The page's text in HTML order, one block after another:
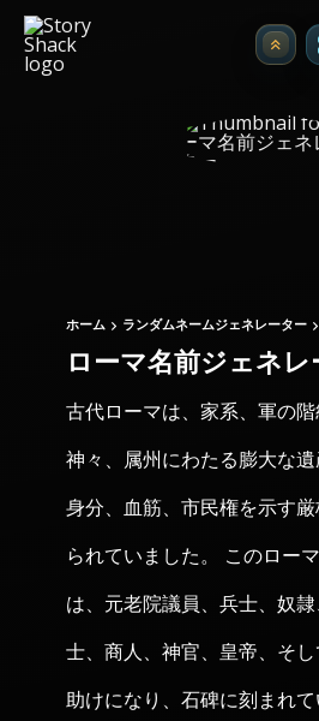
アッ
ホーム ランダムネームジェネレーター
ローマ名前ジェネレ
古代ローマは、家系、軍の階
神々、属州にわたる膨大な
身分、血筋、市民権を示す
られていました。 このロー
は、元老院議員、兵士、奴
士、商人、神官、皇帝、そ
助けになり、石碑に刻まれ